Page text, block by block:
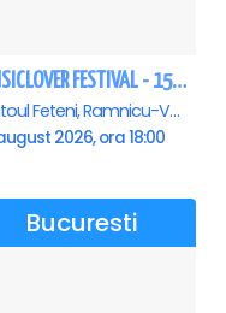
MUSICLOVER FESTIVAL - 15 AUGUST - CONNECT-R, DELIA, RON HEWITT, NICKI M, AURIKA
Platoul Feteni, Ramnicu-Valcea
2026, ora 18:00
Bucuresti